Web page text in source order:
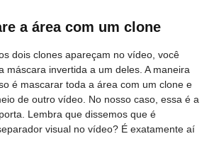
a área com um clone
dois clones apareçam no vídeo, você
máscara invertida a um deles. A maneira
é mascarar toda a área com um clone e
de outro vídeo. No nosso caso, essa é a
Lembra que dissemos que é
visual no vídeo? É exatamente aí